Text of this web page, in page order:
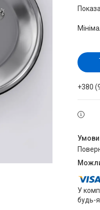
+380
У
будь-